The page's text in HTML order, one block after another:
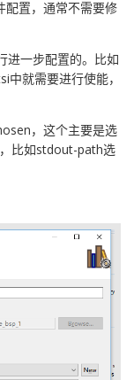
配置，通常不需要修
进一步配置的。比如
就需要进行使能，
，这个主要是选
比如stdout-path选